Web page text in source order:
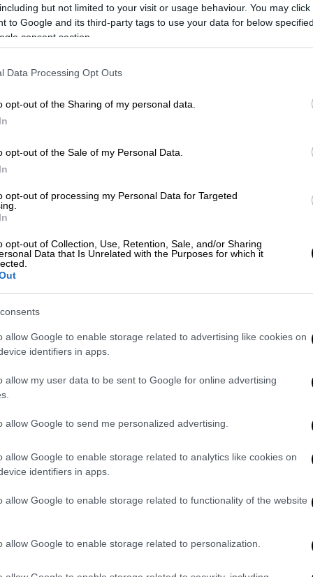
but not limited to your visit or usage behaviour. You may
to Google and its third-party tags to use your data for below
consent section.
Data Processing Opt Outs
opt-out of the Sharing of my personal data.
opt-out of the Sale of my Personal Data.
opt-out of processing my Personal Data for Targeted
opt-out of Collection, Use, Retention, Sale, and/or Sharing
Data that Is Unrelated with the Purposes for which it
allow Google to enable storage related to advertising like cookies on
identifiers in apps.
allow my user data to be sent to Google for online advertising
allow Google to send me personalized advertising.
allow Google to enable storage related to analytics like cookies on
identifiers in apps.
allow Google to enable storage related to functionality of the website
allow Google to enable storage related to personalization.
ο Πελάδο, ο οποίος δεν
Πισάρο, Αραούχο, γεγονός που
Παρόλα αυτά, το πλάνο της ΑΕΚ είναι
υπηρετήσουν.
θα τη διατηρήσει αήττητη και στην
μισά της διαδρομής, και θα της δώσει
μια νίκη επί της Μπράιτον και μια
για το καλύτερο απέναντι στη Μαρσέιγ.
εκπλήξεις δεν αναμένονται στην
να παίξει αριστερά στην επίθεση, τον
από τον Πόνσε. Εναλλακτικά, μπορεί να
πίσω από τον επιθετικό, με τον
του Γιόνσον.
στον τοίχο, καθώς δεν έχει πάρει
ακόμα την αγωνιστική της ταυτότητα,
να βρει τις ισορροπίες.
σε μια τρομερή ατμόσφαιρα, που θα
αλλά και της ΑΕΚ, λόγω των πολύ καλών
Λόντι, Ρονζιέ, Βερετού, Σαρ,
Μοχαμαντί, Σιμάνσκι, Γιόνσον,